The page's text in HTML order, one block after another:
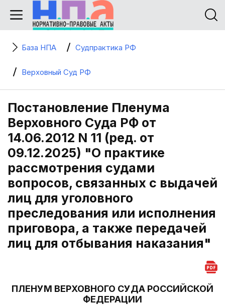
База НПА Судпрактика РФ
Верховный Суд РФ
Постановление Пленума
Верховного Суда РФ от
14.06.2012 N 11 (ред. от
09.12.2025) "О практике
рассмотрения судами
вопросов, связанных с выдачей
лиц для уголовного
преследования или исполнения
приговора, а также передачей
лиц для отбывания наказания"
ПЛЕНУМ ВЕРХОВНОГО СУДА РОССИЙСКОЙ
ФЕДЕРАЦИИ